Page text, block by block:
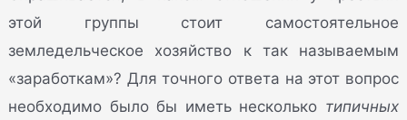
этой группы стоит самостоятельное
земледельческое хозяйство к так называемым
«заработкам»? Для точного ответа на этот вопрос
необходимо было бы иметь несколько типичных